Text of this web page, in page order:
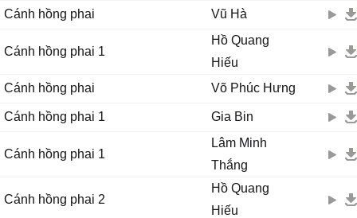
Mối tình nàng khóc cho mình.
Ánh mắt của nàng chất chứa muộn phiền
Mang bao tiếc nuối, trái tim vỡ tan.
Sẽ có với nhau giây phút tuyệt vời.
Mà đời đâu như trong mơ
Để lại bơ vơ, nỗi đau mình em.
Cánh hồng phai Vũ Hà
Cánh hồng phai 1
Hồ Quang
Hiếu
Cánh hồng phai
Võ Phúc Hưng
Cánh hồng phai 1 Gia Bin
Cánh hồng phai 1
Lâm Minh
Thắng
Cánh hồng phai 2
Hồ Quang
Hiếu